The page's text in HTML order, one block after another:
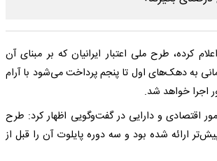
کرده، طرح ملی اعتبار ایرانیان که بر مبنای آن
تومانی به دهک‌های اول تا پنجم پرداخت می‌شود با آرام
خواهد شد.
اقتصادی و دارایی در گفت‌وگویی اظهار کرد: طرح
پیش‌تر ارائه شده بود و سه دوره پایلوت آن را قبل از